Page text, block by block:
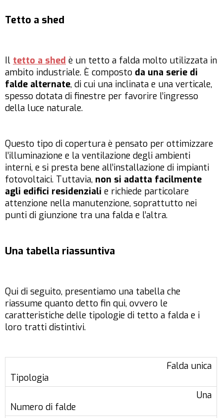
Tetto a shed
Il tetto a shed è un tetto a falda molto utilizzata in
ambito industriale. È composto da una serie di
falde alternate, di cui una inclinata e una verticale,
spesso dotata di finestre per favorire l’ingresso
della luce naturale.
Questo tipo di copertura è pensato per ottimizzare
l’illuminazione e la ventilazione degli ambienti
interni, e si presta bene all’installazione di impianti
fotovoltaici. Tuttavia, non si adatta facilmente
agli edifici residenziali e richiede particolare
attenzione nella manutenzione, soprattutto nei
punti di giunzione tra una falda e l’altra.
Una tabella riassuntiva
Qui di seguito, presentiamo una tabella che
riassume quanto detto fin qui, ovvero le
caratteristiche delle tipologie di tetto a falda e i
loro tratti distintivi.
Falda unica
Una